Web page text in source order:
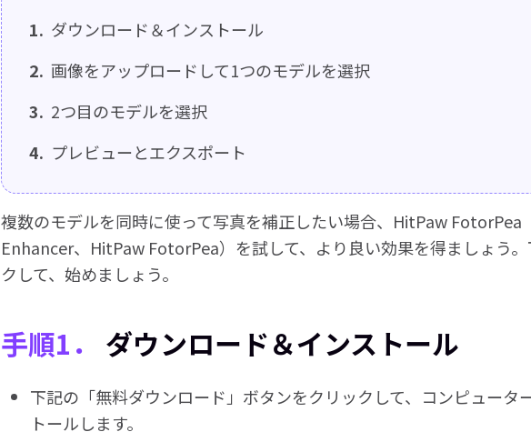
1. ダウンロード＆インストール
2. 画像をアップロードして1つのモデルを選択
3. 2つ目のモデルを選択
4. プレビューとエクスポート
複数のモデルを同時に使って写真を補正したい場合、HitPaw
Enhancer、HitPaw FotorPea）を試して、より良い効果を得ましょう
クして、始めましょう。
手順1． ダウンロード＆インストール
下記の「無料ダウンロード」ボタンをクリックして、コンピュー
トールします。